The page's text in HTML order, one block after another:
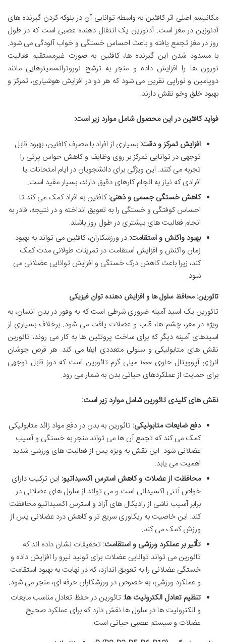
مکانیسم اصلی اثر کافئین به واسطه توانایی آن در بلوکه کردن گیرنده های
آدنوزین در مغز است. آدنوزین یک انتقال دهنده عصبی است که در طول
روز در مغز تجمع یافته و باعث احساس خستگی و خواب آلودگی می شود.
با مسدود شدن این گیرنده ها، کافئین به صورت غیرمستقیم فعالیت
نورون ها را افزایش داده و منجر به ترشح نوروترانسمیترهایی مانند
دوپامین و نوراپی نفرین می شود که هر دو در افزایش هوشیاری، تمرکز و
بهبود خلق وخو نقش دارند.
فواید کافئین در این محصول شامل موارد زیر است:
افزایش تمرکز و دقت: بسیاری از افراد با مصرف کافئین، بهبود قابل
توجهی در توانایی تمرکز بر روی وظایف و کاهش حواس پرتی را
تجربه می کنند. این ویژگی برای دانشجویان در ایام امتحانات یا
افرادی که نیاز به انجام کارهای دقیق دارند، بسیار مفید است.
کاهش خستگی جسمی و ذهنی:کافئین به افراد کمک می کند تا
احساس کوفتگی و خستگی را به تعویق انداخته و در نتیجه، قادر به
انجام فعالیت های بیشتری در طول روز باشند.
بهبود واکنش و استقامت: در ورزشکاران، کافئین می تواند به بهبود
زمان واکنش و افزایش استقامت در تمرینات طولانی مدت کمک
کند، زیرا باعث کاهش درک خستگی و افزایش توانایی عضلانی می
شود.
تائورین: محافظ سلول ها و افزایش دهنده توان فیزیکی
تائورین یک اسید آمینه ضروری شرطی است که به وفور در بدن انسان، به
ویژه در مغز، چشم ها، قلب و عضلات یافت می شود. برخلاف بسیاری از
اسیدهای آمینه دیگر که برای ساخت پروتئین ها به کار می روند، تائورین
نقش های متابولیکی و سلولی متعددی ایفا می کند. هر قرص جوشان
انرژی آپوویتال حاوی ۱۰۰۰ میلی گرم تائورین است که دوز قابل توجهی
برای حمایت از عملکردهای حیاتی بدن به شمار می رود.
نقش های کلیدی تائورین شامل موارد زیر است:
دفع ضایعات متابولیکی: تائورین به بدن در دفع مواد زائد متابولیکی
کمک می کند که تجمع آن ها می تواند منجر به خستگی و آسیب
عضلانی شود. این نقش به ویژه پس از فعالیت های ورزشی شدید
اهمیت می یابد.
محافظت از عضلات و کاهش استرس اکسیداتیو: این ترکیب دارای
خواص آنتی اکسیدانی است و می تواند از سلول های عضلانی در
برابر آسیب ناشی از رادیکال های آزاد و استرس اکسیداتیو محافظت
کند. این خاصیت به ریکاوری سریع تر و کاهش درد عضلانی پس از
ورزش کمک می کند.
تأثیر بر عملکرد ورزشی و استقامت: تحقیقات نشان داده اند که
تائورین می تواند توانایی عضلات برای تولید نیرو را افزایش داده و
خستگی عضلانی را به تعویق اندازد، که در نهایت به بهبود استقامت
و عملکرد ورزشی، به خصوص در ورزشکاران حرفه ای، منجر می شود.
تنظیم تعادل الکترولیت ها: تائورین در حفظ تعادل مناسب مایعات
و الکترولیت ها در سلول ها نقش دارد که برای عملکرد صحیح
عضلات و سیستم عصبی حیاتی است.